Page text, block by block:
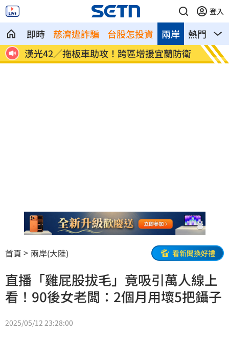
登入
即時 慈濟遭詐騙 台股怎投資 熱門 影
兩岸
漢光42／拖板車助攻！跨區增援宜蘭防衛 台積
首頁 兩岸(大陸) 看新聞換好禮
直播「雞屁股拔毛」竟吸引萬人線上
看！90後女老闆：2個月用壞5把鑷子
2025/05/12 23:28:00